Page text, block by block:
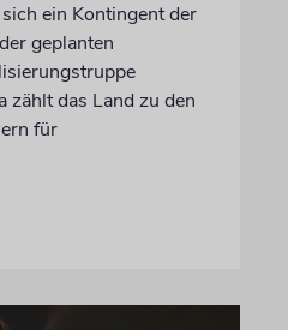
ein Kontingent der
geplanten
zählt das Land zu den
für